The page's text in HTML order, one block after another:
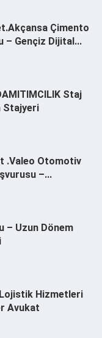
Çimento
– Gençiz Dijital...
Staj
Stajyeri
.Valeo Otomotiv
–...
– Uzun Dönem
Hizmetleri
Avukat